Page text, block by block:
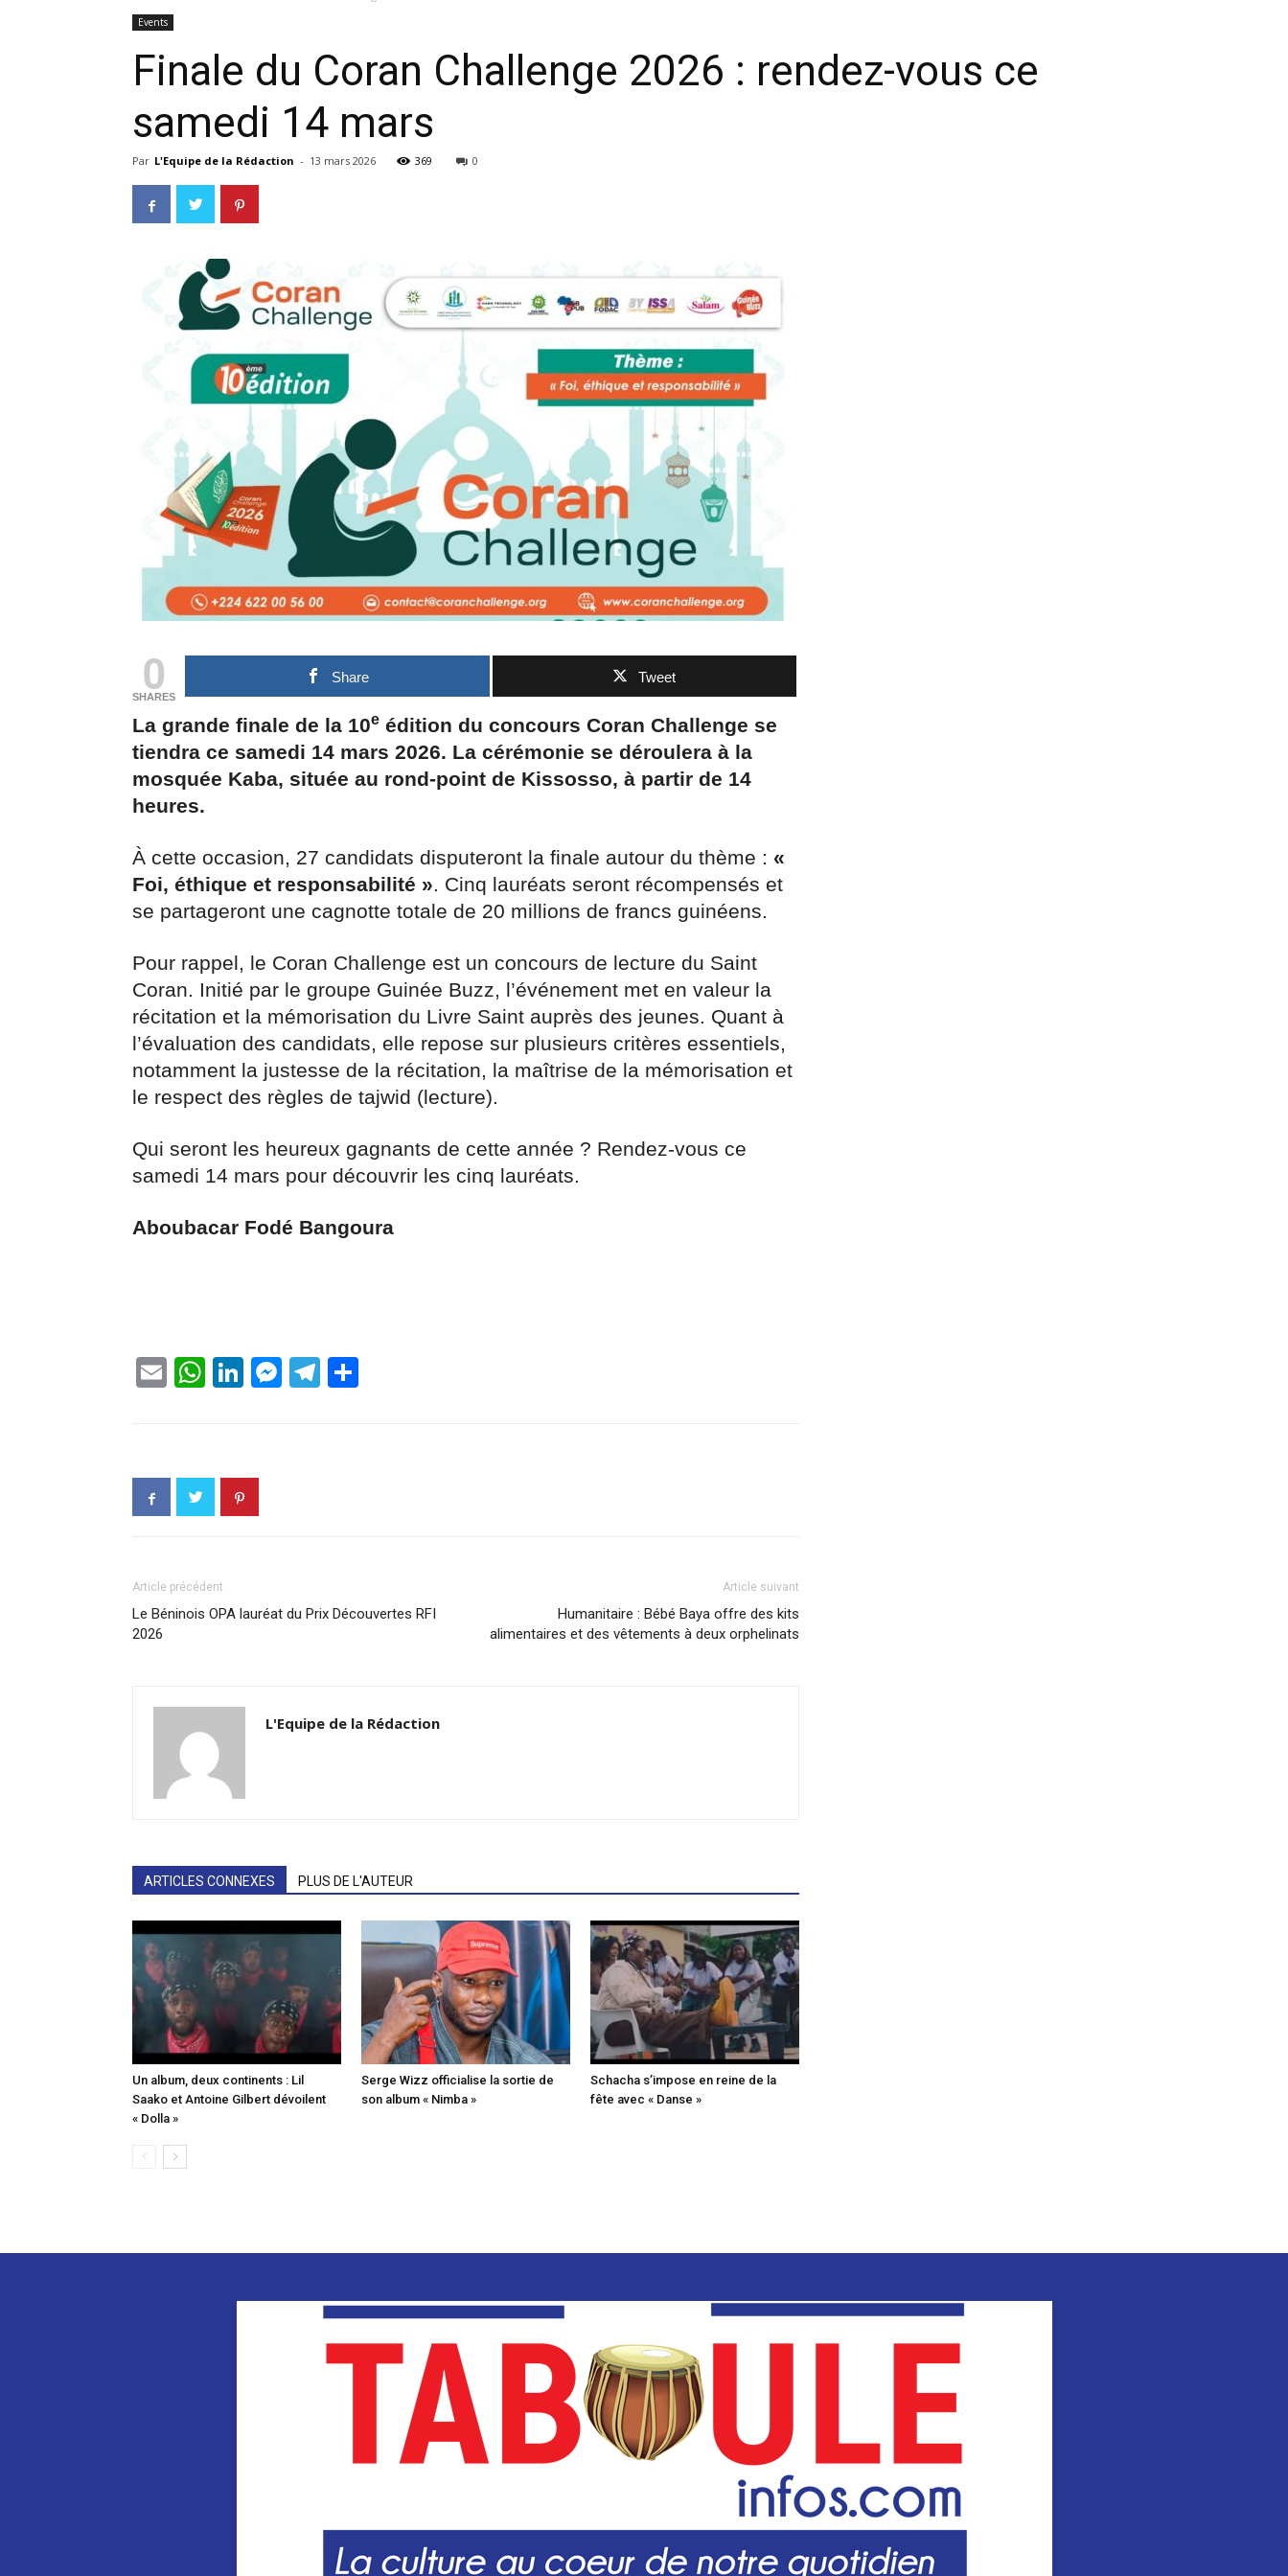
Events
Finale du Coran Challenge 2026 : rendez-vous ce
samedi 14 mars
Par L'Equipe de la Rédaction - 13 mars 2026 369 0
0
SHARES
Share Tweet
La grande finale de la 10e édition du concours Coran Challenge se
tiendra ce samedi 14 mars 2026. La cérémonie se déroulera à la
mosquée Kaba, située au rond-point de Kissosso, à partir de 14
heures.
À cette occasion, 27 candidats disputeront la finale autour du thème : «
Foi, éthique et responsabilité ». Cinq lauréats seront récompensés et
se partageront une cagnotte totale de 20 millions de francs guinéens.
Pour rappel, le Coran Challenge est un concours de lecture du Saint
Coran. Initié par le groupe Guinée Buzz, l’événement met en valeur la
récitation et la mémorisation du Livre Saint auprès des jeunes. Quant à
l’évaluation des candidats, elle repose sur plusieurs critères essentiels,
notamment la justesse de la récitation, la maîtrise de la mémorisation et
le respect des règles de tajwid (lecture).
Qui seront les heureux gagnants de cette année ? Rendez-vous ce
samedi 14 mars pour découvrir les cinq lauréats.
Aboubacar Fodé Bangoura
EmailWhatsApp
LinkedIn
Messenger
Telegram
Article précédent
Le Béninois OPA lauréat du Prix Découvertes RFI
2026
Article suivant
Humanitaire : Bébé Baya offre des kits
alimentaires et des vêtements à deux orphelinats
L'Equipe de la Rédaction
ARTICLES CONNEXES PLUS DE L'AUTEUR
Un album, deux continents : Lil
Saako et Antoine Gilbert dévoilent
« Dolla »
Serge Wizz officialise la sortie de
son album « Nimba »
Schacha s’impose en reine de la
fête avec « Danse »